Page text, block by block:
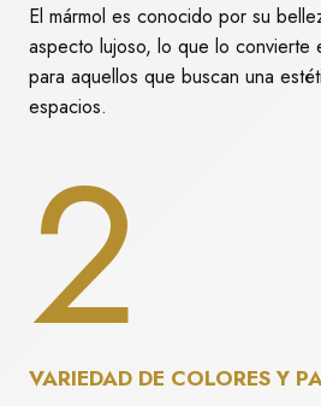
El mármol es conocido por su
aspecto lujoso, lo que lo convierte
para aquellos que buscan una
espacios.
2
VARIEDAD DE COLORES Y